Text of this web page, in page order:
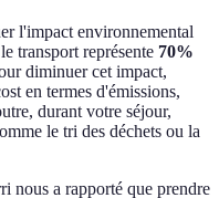
l'impact environnemental
transport représente 70%
diminuer cet impact,
en termes d'émissions,
durant votre séjour,
le tri des déchets ou la
nous a rapporté que prendre